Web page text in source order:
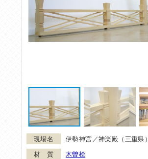
伊勢神宮／神楽殿（三重県）
木曽桧